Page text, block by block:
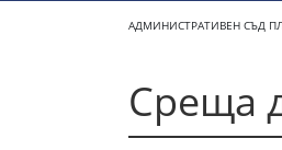
АДМИНИСТРАТИВЕН СЪД
Среща